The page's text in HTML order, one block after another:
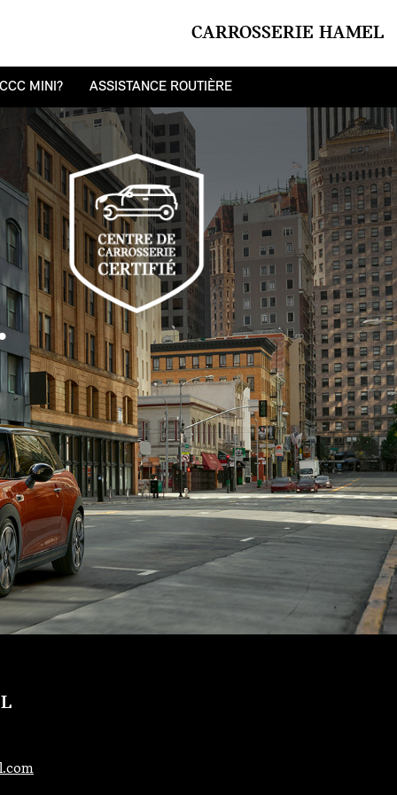
CARROSSERIE HAMEL
MINI? ASSISTANCE ROUTIÈRE